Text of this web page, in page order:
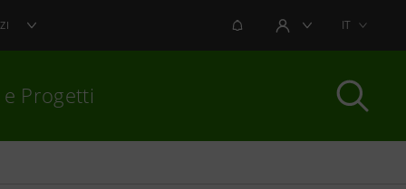
NOTIFICHEAREA UTENTEIT
e Progetti